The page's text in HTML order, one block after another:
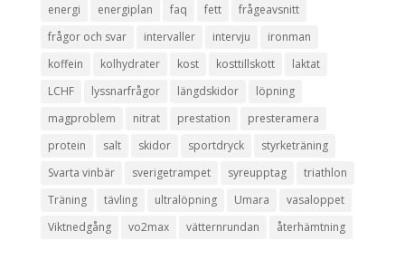
energi
energiplan faq fett
frågeavsnitt
frågor och svar
intervaller intervju
ironman
koffein
kolhydrater kost kosttillskott
laktat
LCHF
lyssnarfrågor längdskidor
löpning
magproblem
nitrat prestation
presteramera
protein
salt skidor sportdryck
styrketräning
Svarta vinbär
sverigetrampet syreupptag
triathlon
Träning
tävling ultralöpning Umara
vasaloppet
Viktnedgång
vo2max vätternrundan återhämtning